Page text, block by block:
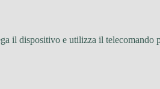
il dispositivo e utilizza il telecomando